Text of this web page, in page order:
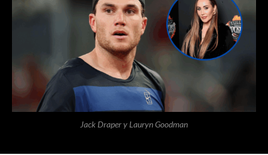
Jack Draper y Lauryn Goodman